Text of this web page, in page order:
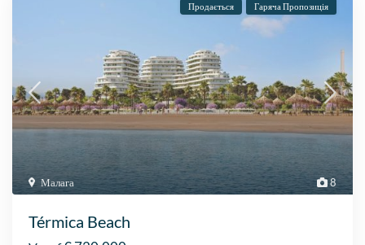
8
Малага
Продається Гаряча Пропозиція
Térmica Beach